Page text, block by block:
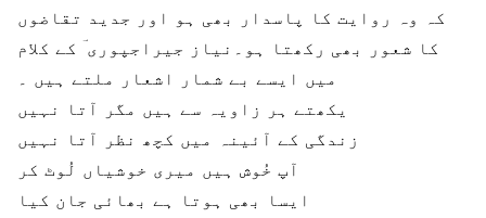
کہ وہ روایت کا پاسدار بھی ہو اور جدید تقاضوں
کا شعور بھی رکھتا ہو۔نیاز جیراجپوری ؔ کے کلام
میں ایسے بے شمار اشعار ملتے ہیں ۔
یکھتے ہر زاویہ سے ہیں مگر آتا نہیں
زندگی کے آئینہ میں کچھ نظر آتا نہیں
آپ خُوش ہیں میری خوشیاں لُوٹ کر
ایسا بھی ہوتا ہے بھائی جان کیا